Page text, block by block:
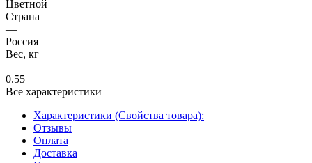
Цветной
Страна
—
Россия
Вес, кг
—
0.55
Все характеристики
Характеристики (Свойства товара):
Отзывы
Оплата
Доставка